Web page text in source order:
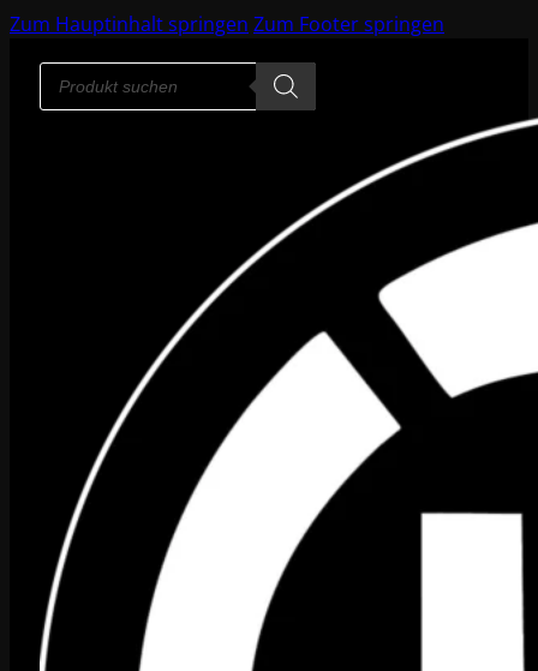
Zum Hauptinhalt springen Zum Footer springen
Products
search